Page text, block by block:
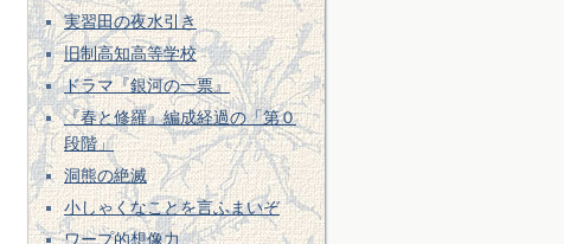
実習田の夜水引き
旧制高知高等学校
ドラマ『銀河の一票』
『春と修羅』編成経過の「第０
段階」
洞熊の絶滅
小しゃくなことを言ふまいぞ
ワープ的想像力